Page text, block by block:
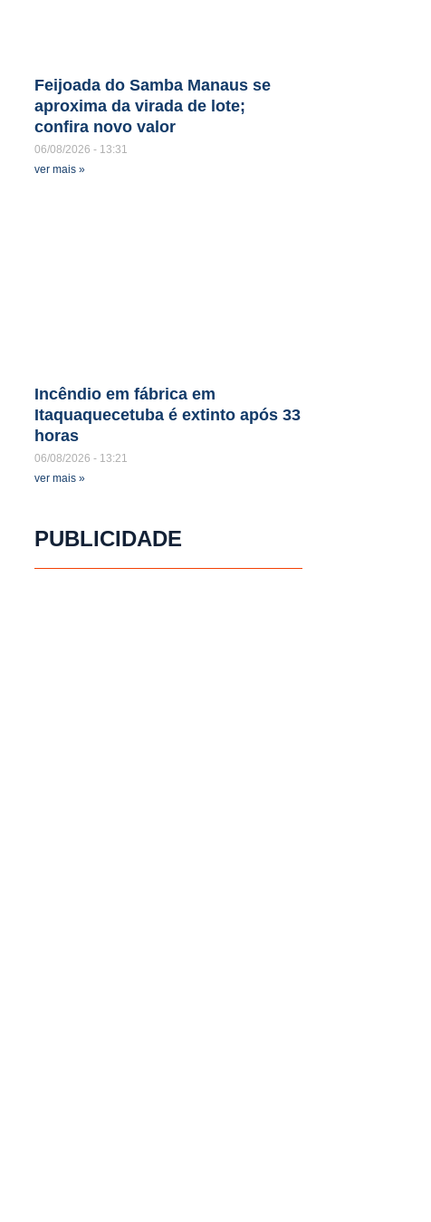
Feijoada do Samba Manaus se
aproxima da virada de lote;
confira novo valor
06/08/2026 13:31
ver mais »
Incêndio em fábrica em
Itaquaquecetuba é extinto após 33
horas
06/08/2026 13:21
ver mais »
PUBLICIDADE